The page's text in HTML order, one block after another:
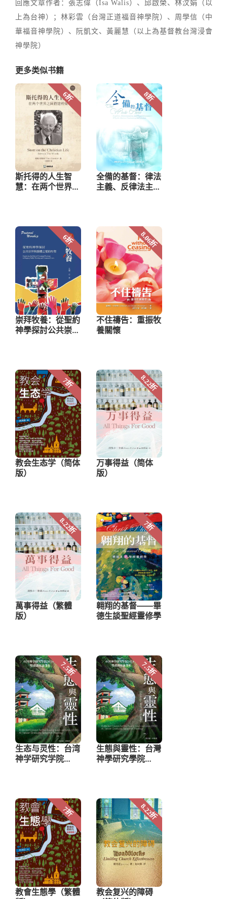
回應文章作者：張志偉（Isa Walis）、邱啟榮、林汶娟（以
上為台神）；林彩雲（台灣正道福音神學院）、周學信（中
華福音神學院）、阮凱文、黃麗慧（以上為基督教台灣浸會
神學院）
更多类似书籍